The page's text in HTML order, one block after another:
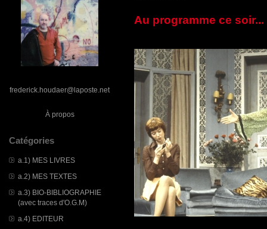
frederick.houdaer@laposte.net
À propos
Catégories
a.1) MES LIVRES
a.2) MES TEXTES
a.3) BIO-BIBLIOGRAPHIE
(avec traces d'O.G.M)
a.4) EDITEUR
Au programme ce soir...